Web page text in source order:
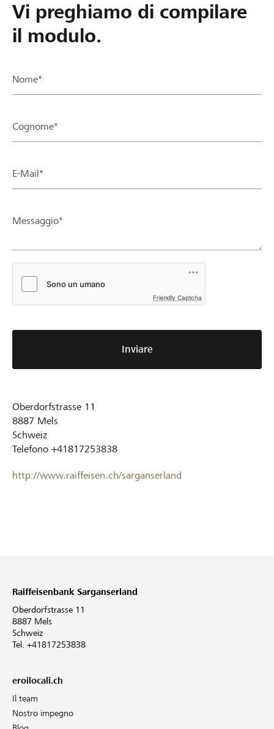
Vi preghiamo di compilare
il modulo.
Nome*
Cognome*
E-Mail*
Messaggio*
Friendly Captcha
Inviare
Oberdorfstrasse 11
8887 Mels
Schweiz
Telefono +41817253838
http://www.raiffeisen.ch/sarganserland
Raiffeisenbank Sarganserland
Oberdorfstrasse 11
8887 Mels
Schweiz
Tel. +41817253838
eroilocali.ch
Il team
Nostro impegno